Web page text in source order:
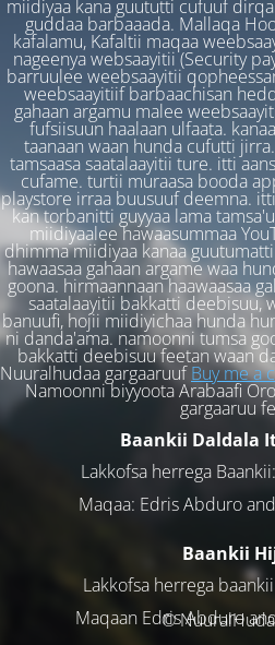
miidiyaa kana guututti cufuuf
guddaa barbaaada. Mallaqa
kafalamu, Kafaltii maqaa
nageenya websaayitii (Security
barruulee weebsaayitii
weebsaayitiif barbaachisan
gahaan argamu malee
fufsiisuun haalaan ulfaata.
taanaan waan hunda cufutti
tamsaasa saatalaayitii ture. itti
cufame. turtii muraasa booda
playstore irraa buusuuf deemna.
kan torbanitti guyyaa lama
miidiyaalee hawaasummaa
dhimma miidiyaa kanaa
hawaasaa gahaan argame waa
goona. hirmaannaan haawaasaa
saatalaayitii bakkatti deebisuu,
banuufi, hojii miidiyichaa hunda
ni danda'ama. namoonni tumsa
bakkatti deebisuu feetan waan
Nuuralhudaa gargaaruufBuy me a
Namoonni biyyoota Arabaafi
gargaaruu
Baankii Daldala
Lakkofsa herrega Baankii:
Maqaa: Edris Abduro
Baankii
Lakkofsa herrega baankii
Maqaan Edris Abduro
©